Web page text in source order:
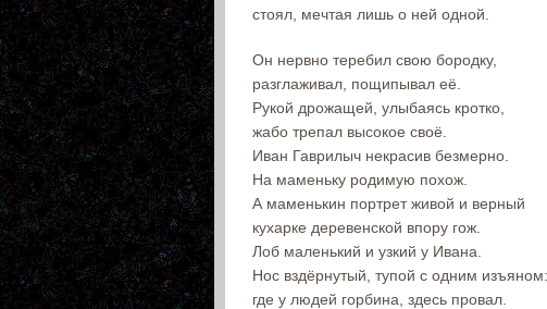
стоял, мечтая лишь о ней одной.
Он нервно теребил свою бородку,
разглаживал, пощипывал её.
Рукой дрожащей, улыбаясь кротко,
жабо трепал высокое своё.
Иван Гаврилыч некрасив безмерно.
На маменьку родимую похож.
А маменькин портрет живой и верный
кухарке деревенской впору гож.
Лоб маленький и узкий у Ивана.
Нос вздёрнутый, тупой с одним изъяном:
где у людей горбина, здесь провал.